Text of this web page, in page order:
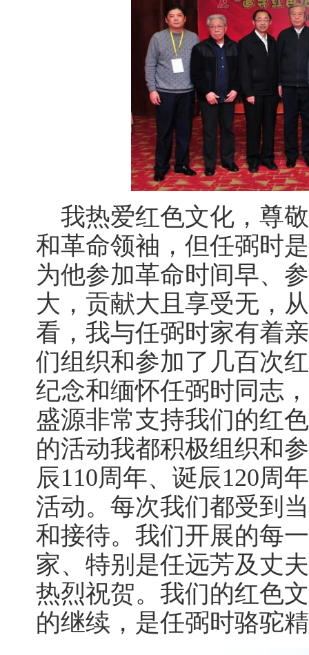
我热爱红色文化，尊
和革命领袖，但任弼时
为他参加革命时间早、
大，贡献大且享受无，
看，我与任弼时家有着
们组织和参加了几百次
纪念和缅怀任弼时同志
盛源非常支持我们的红
的活动我都积极组织和
辰110周年、诞辰120周
活动。每次我们都受到
和接待。我们开展的每
家、特别是任远芳及丈
热烈祝贺。我们的红色
的继续，是任弼时骆驼